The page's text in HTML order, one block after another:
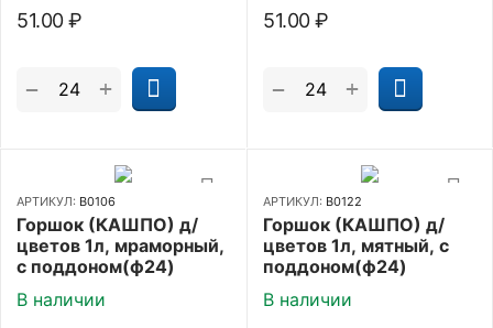
51.00 ₽
+
−
51.00 ₽
+
−
АРТИКУЛ: В0106
Горшок (КАШПО) д/
цветов 1л, мраморный,
с поддоном(ф24)
В наличии
АРТИКУЛ: В0122
Горшок (КАШПО) д/
цветов 1л, мятный, с
поддоном(ф24)
В наличии